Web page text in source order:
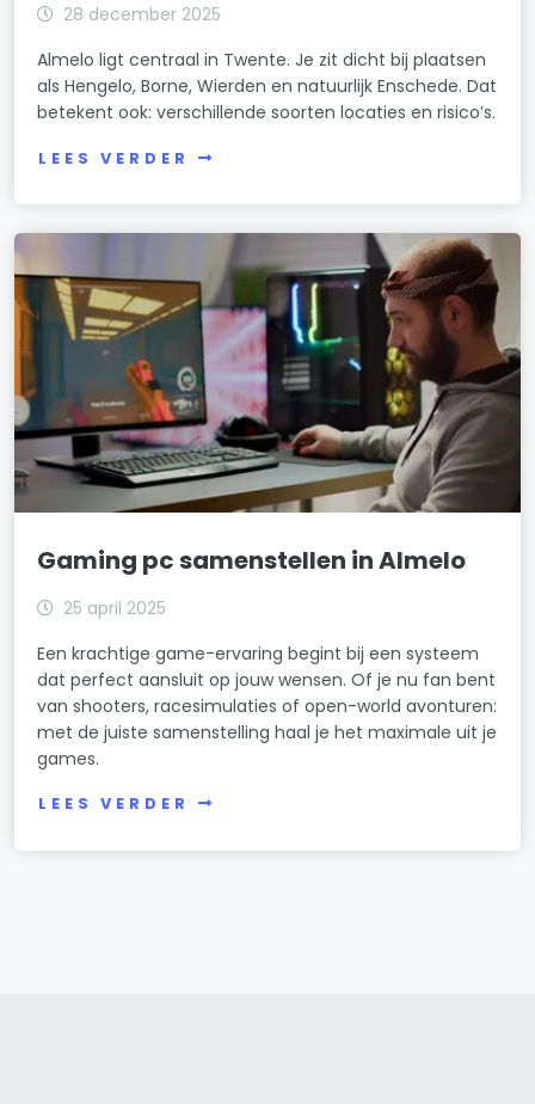
28 december 2025
Almelo ligt centraal in Twente. Je zit dicht bij plaatsen
als Hengelo, Borne, Wierden en natuurlijk Enschede. Dat
betekent ook: verschillende soorten locaties en risico’s.
LEES VERDER
Gaming pc samenstellen in Almelo
25 april 2025
Een krachtige game-ervaring begint bij een systeem
dat perfect aansluit op jouw wensen. Of je nu fan bent
van shooters, racesimulaties of open-world avonturen:
met de juiste samenstelling haal je het maximale uit je
games.
LEES VERDER